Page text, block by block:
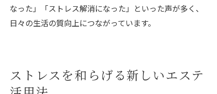
なった」「ストレス解消になった」といった声が多く、
日々の生活の質向上につながっています。
ストレスを和らげる新しいエステ